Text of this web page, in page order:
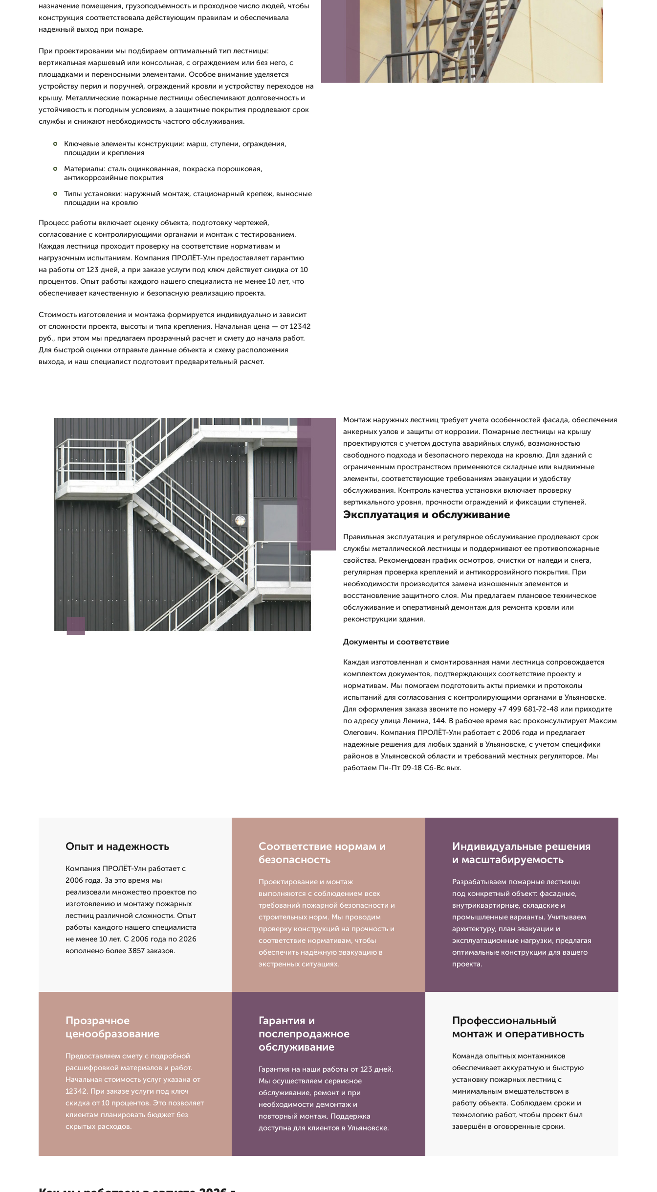
назначение помещения, грузоподъемность и проходное число людей, чтобы
конструкция соответствовала действующим правилам и обеспечивала
надежный выход при пожаре.
При проектировании мы подбираем оптимальный тип лестницы:
вертикальная маршевый или консольная, с ограждением или без него, с
площадками и переносными элементами. Особое внимание уделяется
устройству перил и поручней, ограждений кровли и устройству переходов на
крышу. Металлические пожарные лестницы обеспечивают долговечность и
устойчивость к погодным условиям, а защитные покрытия продлевают срок
службы и снижают необходимость частого обслуживания.
Ключевые элементы конструкции: марш, ступени, ограждения,
площадки и крепления
Материалы: сталь оцинкованная, покраска порошковая,
антикоррозийные покрытия
Типы установки: наружный монтаж, стационарный крепеж, выносные
площадки на кровлю
Процесс работы включает оценку объекта, подготовку чертежей,
согласование с контролирующими органами и монтаж с тестированием.
Каждая лестница проходит проверку на соответствие нормативам и
нагрузочным испытаниям. Компания ПРОЛЁТ-Улн предоставляет гарантию
на работы от 123 дней, а при заказе услуги под ключ действует скидка от 10
процентов. Опыт работы каждого нашего специалиста не менее 10 лет, что
обеспечивает качественную и безопасную реализацию проекта.
Стоимость изготовления и монтажа формируется индивидуально и зависит
от сложности проекта, высоты и типа крепления. Начальная цена — от 12342
руб., при этом мы предлагаем прозрачный расчет и смету до начала работ.
Для быстрой оценки отправьте данные объекта и схему расположения
выхода, и наш специалист подготовит предварительный расчет.
Монтаж наружных лестниц требует учета особенностей фасада, обеспечения
анкерных узлов и защиты от коррозии. Пожарные лестницы на крышу
проектируются с учетом доступа аварийных служб, возможностью
свободного подхода и безопасного перехода на кровлю. Для зданий с
ограниченным пространством применяются складные или выдвижные
элементы, соответствующие требованиям эвакуации и удобству
обслуживания. Контроль качества установки включает проверку
вертикального уровня, прочности ограждений и фиксации ступеней.
Эксплуатация и обслуживание
Правильная эксплуатация и регулярное обслуживание продлевают срок
службы металлической лестницы и поддерживают ее противопожарные
свойства. Рекомендован график осмотров, очистки от наледи и снега,
регулярная проверка креплений и антикоррозийного покрытия. При
необходимости производится замена изношенных элементов и
восстановление защитного слоя. Мы предлагаем плановое техническое
обслуживание и оперативный демонтаж для ремонта кровли или
реконструкции здания.
Документы и соответствие
Каждая изготовленная и смонтированная нами лестница сопровождается
комплектом документов, подтверждающих соответствие проекту и
нормативам. Мы помогаем подготовить акты приемки и протоколы
испытаний для согласования с контролирующими органами в Ульяновске.
Для оформления заказа звоните по номеру +7 499 681-72-48 или приходите
по адресу улица Ленина, 144. В рабочее время вас проконсультирует Максим
Олегович. Компания ПРОЛЁТ-Улн работает с 2006 года и предлагает
надежные решения для любых зданий в Ульяновске, с учетом специфики
районов в Ульяновской области и требований местных регуляторов. Мы
работаем Пн-Пт 09-18 Сб-Вс вых.
Опыт и надежность
Компания ПРОЛЁТ-Улн работает с
2006 года. За это время мы
реализовали множество проектов по
изготовлению и монтажу пожарных
лестниц различной сложности. Опыт
работы каждого нашего специалиста
не менее 10 лет. С 2006 года по 2026
вополнено более 3857 заказов.
Соответствие нормам и
безопасность
Проектирование и монтаж
выполняются с соблюдением всех
требований пожарной безопасности и
строительных норм. Мы проводим
проверку конструкций на прочность и
соответствие нормативам, чтобы
обеспечить надёжную эвакуацию в
экстренных ситуациях.
Индивидуальные решения
и масштабируемость
Разрабатываем пожарные лестницы
под конкретный объект: фасадные,
внутриквартирные, складские и
промышленные варианты. Учитываем
архитектуру, план эвакуации и
эксплуатационные нагрузки, предлагая
оптимальные конструкции для вашего
проекта.
Прозрачное
ценообразование
Предоставляем смету с подробной
расшифровкой материалов и работ.
Начальная стоимость услуг указана от
12342. При заказе услуги под ключ
скидка от 10 процентов. Это позволяет
клиентам планировать бюджет без
скрытых расходов.
Гарантия и
послепродажное
обслуживание
Гарантия на наши работы от 123 дней.
Мы осуществляем сервисное
обслуживание, ремонт и при
необходимости демонтаж и
повторный монтаж. Поддержка
доступна для клиентов в Ульяновске.
Профессиональный
монтаж и оперативность
Команда опытных монтажников
обеспечивает аккуратную и быструю
установку пожарных лестниц с
минимальным вмешательством в
работу объекта. Соблюдаем сроки и
технологию работ, чтобы проект был
завершён в оговоренные сроки.